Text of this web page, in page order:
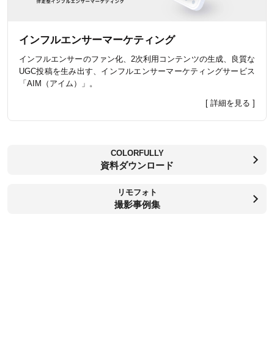
インフルエンサーマーケティング
インフルエンサーのファン化、2次利用コンテンツの生成、良質な
UGC投稿を生み出す、インフルエンサーマーケティングサービス
「AIM（アイム）」。
[ 詳細を見る ]
COLORFULLY
資料ダウンロード
リモフォト
撮影事例集